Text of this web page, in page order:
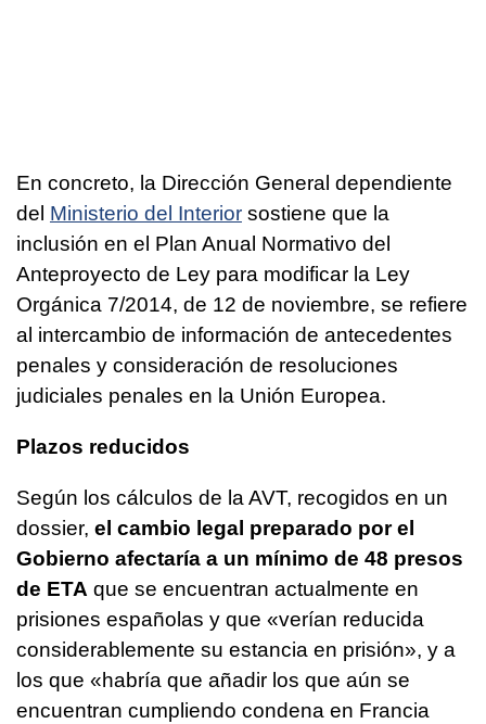
En concreto, la Dirección General dependiente
del Ministerio del Interior sostiene que la
inclusión en el Plan Anual Normativo del
Anteproyecto de Ley para modificar la Ley
Orgánica 7/2014, de 12 de noviembre, se refiere
al intercambio de información de antecedentes
penales y consideración de resoluciones
judiciales penales en la Unión Europea.
Plazos reducidos
Según los cálculos de la AVT, recogidos en un
dossier, el cambio legal preparado por el
Gobierno afectaría a un mínimo de 48 presos
de ETA que se encuentran actualmente en
prisiones españolas y que «verían reducida
considerablemente su estancia en prisión», y a
los que «habría que añadir los que aún se
encuentran cumpliendo condena en Francia